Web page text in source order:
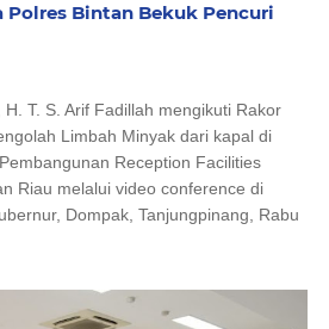
Polres Bintan Bekuk Pencuri
T. S. Arif Fadillah mengikuti Rakor
Limbah Minyak dari kapal di
Reception Facilities
Riau melalui video conference di
Dompak, Tanjungpinang, Rabu